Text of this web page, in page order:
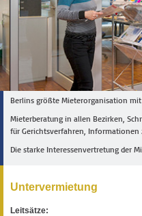
Berlins größte Mieterorganisation
Mieterberatung in allen Bezirken,
für Gerichtsverfahren,
Die starke Interessenvertretung der
Untervermietung
Leitsätze: